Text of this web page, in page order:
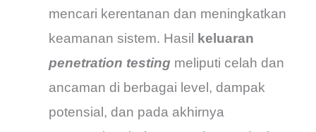
mencari kerentanan dan meningkatkan
keamanan sistem. Hasil
keluaran
penetration testing meliputi celah dan
ancaman di berbagai level, dampak
potensial, dan pada akhirnya